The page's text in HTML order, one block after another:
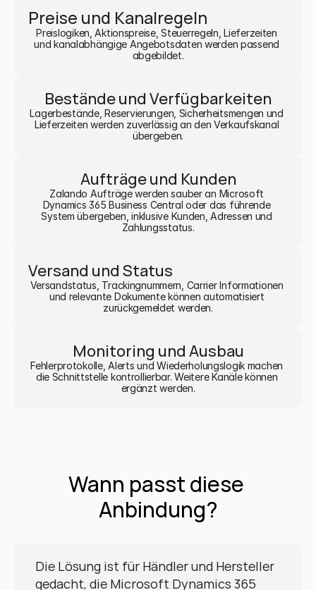
Preise und Kanalregeln
Preislogiken, Aktionspreise, Steuerregeln, Lieferzeiten
und kanalabhängige Angebotsdaten werden passend
abgebildet.
Bestände und Verfügbarkeiten
Lagerbestände, Reservierungen, Sicherheitsmengen und
Lieferzeiten werden zuverlässig an den Verkaufskanal
übergeben.
Aufträge und Kunden
Zalando Aufträge werden sauber an Microsoft
Dynamics 365 Business Central oder das führende
System übergeben, inklusive Kunden, Adressen und
Zahlungsstatus.
Versand und Status
Versandstatus, Trackingnummern, Carrier Informationen
und relevante Dokumente können automatisiert
zurückgemeldet werden.
Monitoring und Ausbau
Fehlerprotokolle, Alerts und Wiederholungslogik machen
die Schnittstelle kontrollierbar. Weitere Kanäle können
ergänzt werden.
Wann passt diese
Anbindung?
Die Lösung ist für Händler und Hersteller
gedacht, die Microsoft Dynamics 365